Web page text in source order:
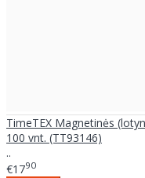
TimeTEX Magnetinės
100 vnt. (TT93146)
..
€1790